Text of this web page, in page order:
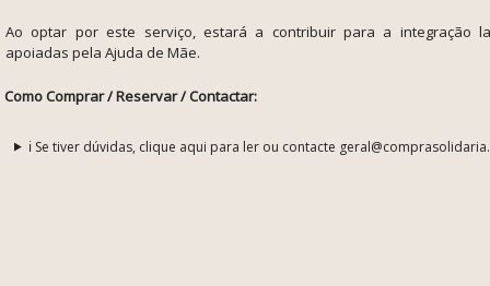
Ao optar por este serviço, estará a contribuir para a integração
apoiadas pela Ajuda de Mãe.
Como Comprar / Reservar / Contactar:
ℹ️ Se tiver dúvidas, clique aqui para ler ou contacte